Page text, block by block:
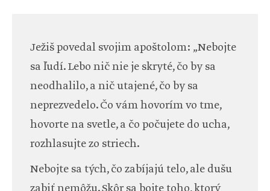
Ježiš povedal svojim apoštolom: „Nebojte
sa ľudí. Lebo nič nie je skryté, čo by sa
neodhalilo, a nič utajené, čo by sa
neprezvedelo. Čo vám hovorím vo tme,
hovorte na svetle, a čo počujete do ucha,
rozhlasujte zo striech.
Nebojte sa tých, čo zabíjajú telo, ale dušu